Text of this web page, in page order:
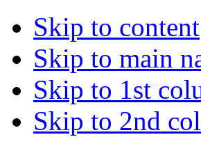
Skip to content
Skip to main
Skip to 1st
Skip to 2nd